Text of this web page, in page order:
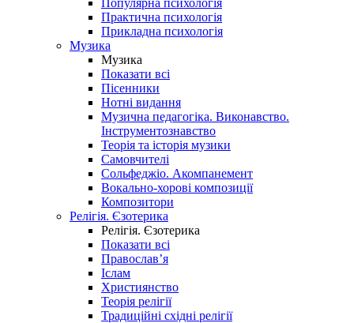
Популярна психологія
Практична психологія
Прикладна психологія
Музика
Музика
Показати всі
Пісенники
Нотні видання
Музична педагогіка. Виконавство.
Інструментознавство
Теорія та історія музики
Самовчителі
Сольфеджіо. Акомпанемент
Вокально-хорові композиції
Композитори
Релігія. Єзотерика
Релігія. Єзотерика
Показати всі
Православ’я
Іслам
Християнство
Теорія релігії
Традиційні східні релігії